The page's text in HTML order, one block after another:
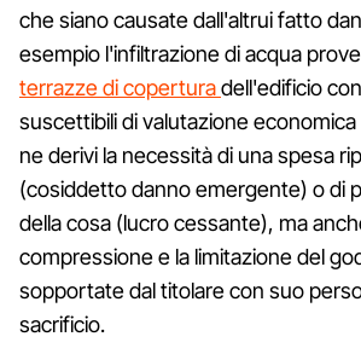
che siano causate dall'altrui fatto
esempio l'infiltrazione di acqua
terrazze di coperturadell'edificio
suscettibili di valutazione
ne derivi la necessità di una spesa
(cosiddetto danno emergente) o di
della cosa (lucro cessante), ma
compressione e la limitazione del
sopportate dal titolare con suo
sacrificio.